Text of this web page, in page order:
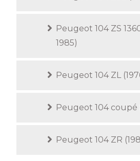
Peugeot 104 ZS
1985)
Peugeot 104 ZL
Peugeot 104 coupé
Peugeot 104 ZR